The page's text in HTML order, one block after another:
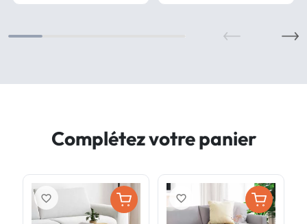
Complétez votre panier
favorite_border favorite_border